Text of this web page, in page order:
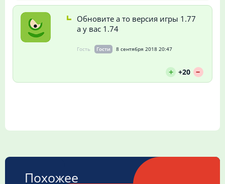
Обновите а то версия игры 1.77
а у вас 1.74
Гость Гости 8 сентября 2018 20:47
+ +20 --
Похожее